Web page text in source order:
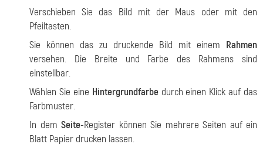
Verschieben Sie das Bild mit der Maus oder mit den
Pfeiltasten.
Sie können das zu druckende Bild mit einem Rahmen
versehen. Die Breite und Farbe des Rahmens sind
einstellbar.
Wählen Sie eine Hintergrundfarbedurch einen Klick auf das
Farbmuster.
In dem Seite-Register können Sie mehrere Seiten auf ein
Blatt Papier drucken lassen.